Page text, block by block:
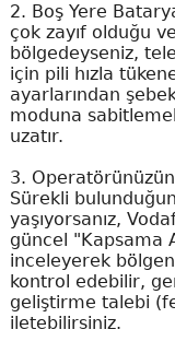
2. Boş Yere
çok zayıf olduğu
bölgedeyseniz,
için pili hızla
ayarlarından
moduna
uzatır.
3.
Sürekli
yaşıyorsanız,
güncel "Kapsama
inceleyerek
kontrol edebilir,
geliştirme talebi
iletebilirsiniz.